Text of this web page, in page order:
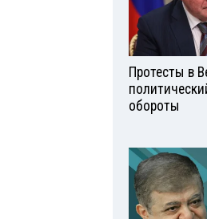
Протесты в
обороты